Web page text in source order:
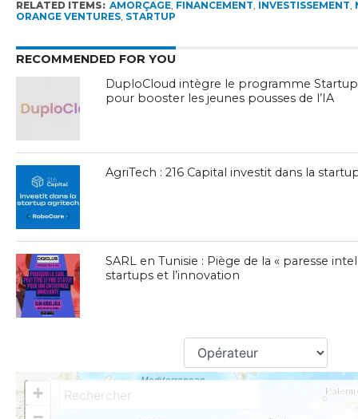
RELATED ITEMS: AMORÇAGE, FINANCEMENT, INVESTISSEMENT,
ORANGE VENTURES, STARTUP
RECOMMENDED FOR YOU
DuploCloud intègre le programme
pour booster les jeunes pousses de l’IA
AgriTech : 216 Capital investit dans la
SARL en Tunisie : Piège de la « paresse
startups et l’innovation